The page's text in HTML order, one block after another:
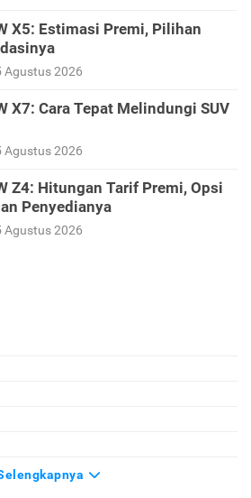
X5: Estimasi Premi, Pilihan
Agustus 2026
X7: Cara Tepat Melindungi SUV
Agustus 2026
Z4: Hitungan Tarif Premi, Opsi
Penyedianya
Agustus 2026